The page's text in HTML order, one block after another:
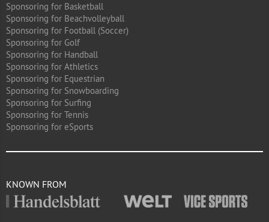
Sponsoring for Basketball
Sponsoring for Beachvolleyball
Sponsoring for Football (Soccer)
Sponsoring for Golf
Sponsoring for Handball
Sponsoring for Athletics
Sponsoring for Equestrian
Sponsoring for Snowboarding
Sponsoring for Surfing
Sponsoring for Tennis
Sponsoring for eSports
KNOWN FROM